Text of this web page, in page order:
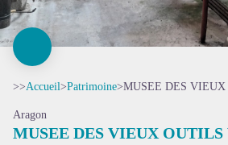
>>Accueil>Patrimoine>MUSEE DES
Aragon
MUSEE DES VIEUX